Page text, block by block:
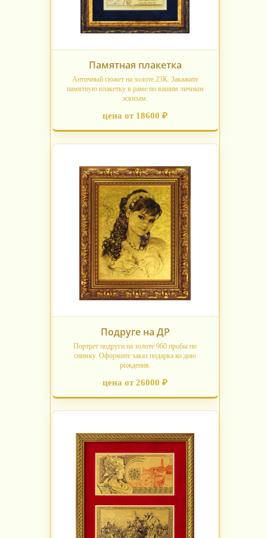
Памятная плакетка
Античный сюжет на золоте 23К. Закажите
памятную плакетку в раме по вашим личным
эскизам.
цена от 18600 ₽
Подруге на ДР
Портрет подруги на золоте 960 пробы по
снимку. Оформите заказ подарка ко дню
рождения.
цена от 26000 ₽